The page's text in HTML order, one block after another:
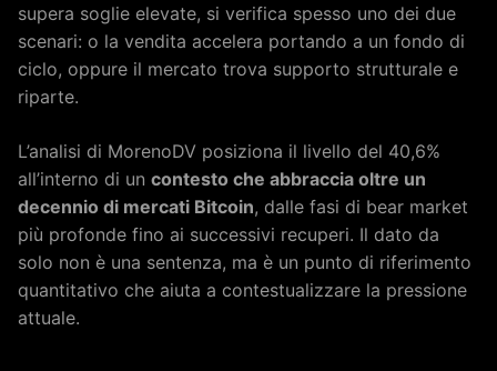
supera soglie elevate, si verifica spesso uno dei due
scenari: o la vendita accelera portando a un fondo di
ciclo, oppure il mercato trova supporto strutturale e
riparte.
L’analisi di MorenoDV posiziona il livello del 40,6%
all’interno di un contesto che abbraccia oltre un
decennio di mercati Bitcoin, dalle fasi di bear market
più profonde fino ai successivi recuperi. Il dato da
solo non è una sentenza, ma è un punto di riferimento
quantitativo che aiuta a contestualizzare la pressione
attuale.